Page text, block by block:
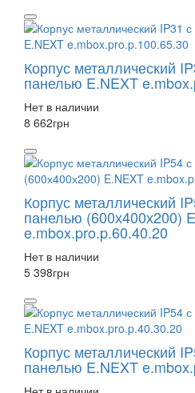
Корпус металлический
панелью E.NEXT
Нет в наличии
8 662грн
Корпус металлический
панелью (600х400х200)
e.mbox.pro.p.60.40.20
Нет в наличии
5 398грн
Корпус металлический
панелью E.NEXT